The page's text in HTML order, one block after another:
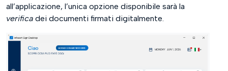
all’applicazione, l’unica opzione disponibile sarà la
verifica dei documenti firmati digitalmente.